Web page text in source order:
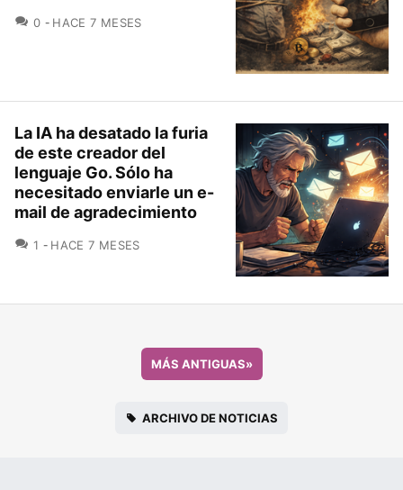
0 COMENTARIOS
HACE 7 MESES
La IA ha desatado la furia
de este creador del
lenguaje Go. Sólo ha
necesitado enviarle un e-
mail de agradecimiento
1 COMENTARIOS
HACE 7 MESES
MÁS ANTIGUAS»
ARCHIVO DE NOTICIAS